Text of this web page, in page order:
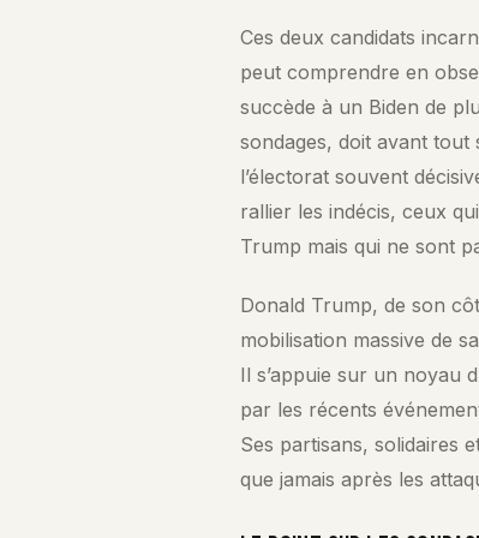
Ces deux candidats
peut comprendre en
succède à un Biden de
sondages, doit avant tout
l’électorat souvent
rallier les indécis, ceux
Trump mais qui ne sont
Donald Trump, de son
mobilisation massive de
Il s’appuie sur un noyau
par les récents
Ses partisans, solidaires
que jamais après les